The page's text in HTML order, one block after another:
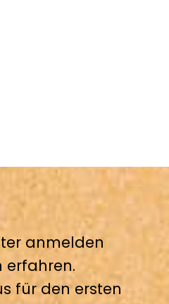
anmelden
erfahren.
für den ersten